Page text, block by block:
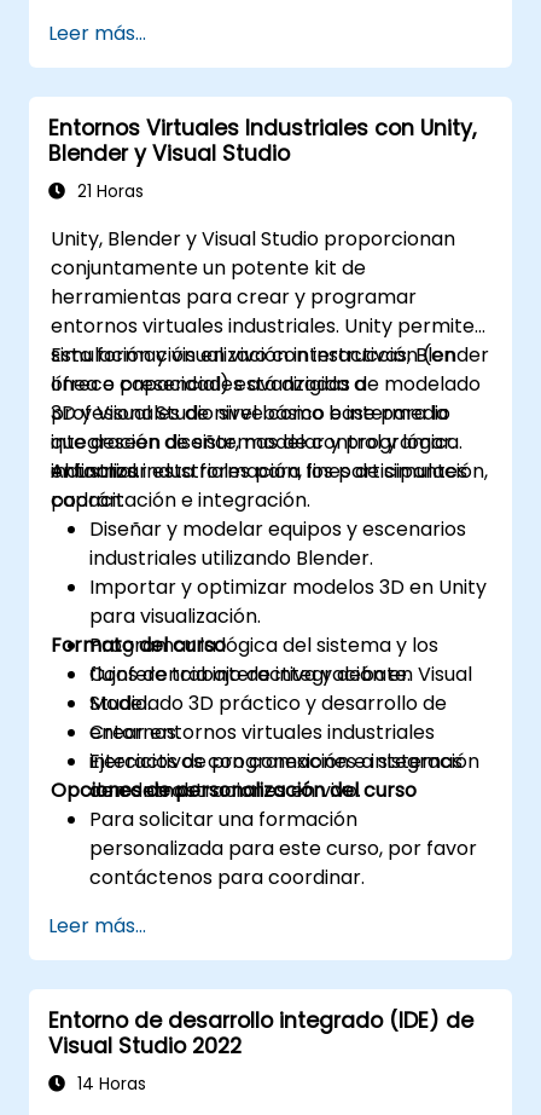
aplicaciones con ASP.NET adaptadas a
interfaces de dispositivos médicos.
Fortalecer la comprensión sobre cómo
vincular funcionalidad PLC con interfaces
basadas en web.
Leer más...
Entornos Virtuales Industriales con Unity,
Blender y Visual Studio
21 Horas
Unity, Blender y Visual Studio proporcionan
conjuntamente un potente kit de
herramientas para crear y programar
entornos virtuales industriales. Unity permite
simulación y visualización interactivas, Blender
ofrece capacidades avanzadas de modelado
3D y Visual Studio sirve como base para la
integración de sistemas de control y lógica
industrial.
Esta formación en vivo con instrucción (en
línea o presencial) está dirigida a
profesionales de nivel básico e intermedio
que deseen diseñar, modelar y programar
entornos industriales para fines de simulación,
capacitación e integración.
Al finalizar esta formación, los participantes
podrán:
Diseñar y modelar equipos y escenarios
industriales utilizando Blender.
Importar y optimizar modelos 3D en Unity
para visualización.
Programar la lógica del sistema y los
flujos de trabajo de integración en Visual
Studio.
Crear entornos virtuales industriales
interactivos con conexiones a sistemas
de control.
Formato del curso
Conferencia interactiva y debate.
Modelado 3D práctico y desarrollo de
entornos.
Ejercicios de programación e integración
con demostraciones en vivo.
Opciones de personalización del curso
Para solicitar una formación
personalizada para este curso, por favor
contáctenos para coordinar.
Leer más...
Entorno de desarrollo integrado (IDE) de
Visual Studio 2022
14 Horas